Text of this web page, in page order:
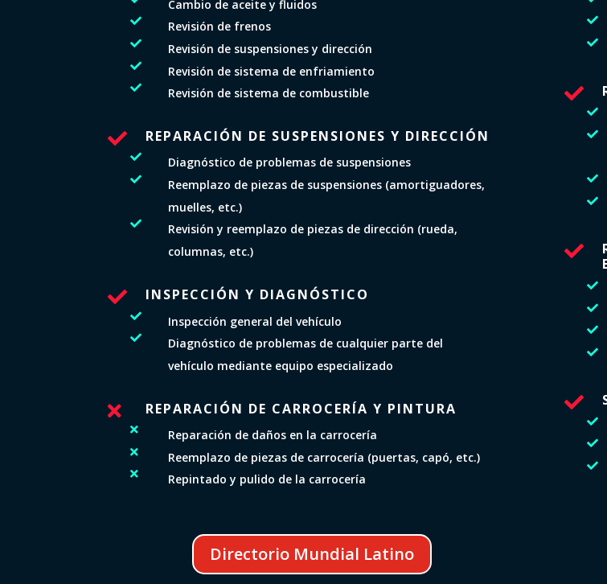
Cambio de aceite y fluidos
 Revisión de frenos
 Revisión de suspensiones y dirección
 Revisión de sistema de enfriamiento
 Revisión de sistema de combustible
 REPARACIÓN DE SUSPENSIONES Y DIRECCIÓN
 Diagnóstico de problemas de suspensiones

Reemplazo de piezas de suspensiones (amortiguadores,
muelles, etc.)

Revisión y reemplazo de piezas de dirección (rueda,
columnas, etc.)
 INSPECCIÓN Y DIAGNÓSTICO
 Inspección general del vehículo

Diagnóstico de problemas de cualquier parte del
vehículo mediante equipo especializado
 REPARACIÓN DE CARROCERÍA Y PINTURA
 Reparación de daños en la carrocería
 Reemplazo de piezas de carrocería (puertas, capó, etc.)
 Repintado y pulido de la carrocería
















Directorio Mundial Latino